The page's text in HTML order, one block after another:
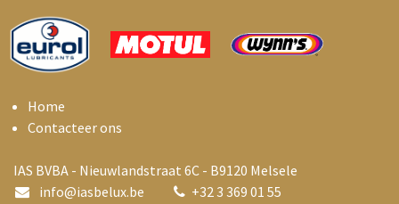
Home
Contacteer ons
IAS BVBA - Nieuwlandstraat 6C - B9120 Melsele
info@iasbelux.be +32 3 369 01 55